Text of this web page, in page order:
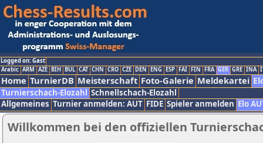
Logged on: Gast
Arabic ARM AZE BIH BUL CAT CHN CRO CZE DEN ENG ESP FAI FIN FRA GER GRE INA
Home TurnierDB Meisterschaft Foto-Galerie Meldekartei
Turnierschach-Elozahl Schnellschach-Elozahl
Allgemeines Turnier anmelden: AUT FIDE Spieler anmelden Elo
Willkommen bei den offiziellen